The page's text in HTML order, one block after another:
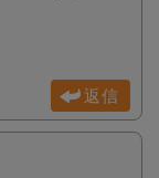
返信